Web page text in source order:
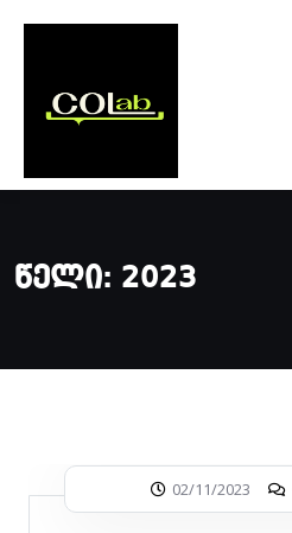
Წელი: 2023
02/11/2023